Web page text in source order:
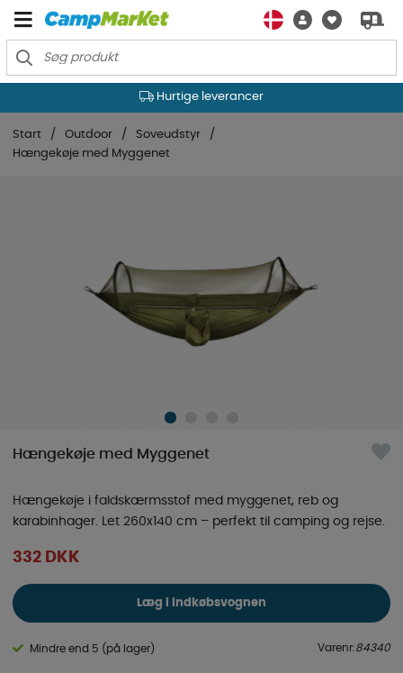
Hurtige leverancer
Start Outdoor
Soveudstyr
Hængekøje med Myggenet
Hængekøje med Myggenet
Hængekøje i faldskærmsstof med myggenet, reb og
karabinhager. Let 260x140 cm – perfekt til camping og rejse.
332 DKK
Læg i indkøbsvognen
Mindre end 5 (på lager) Varenr:84340